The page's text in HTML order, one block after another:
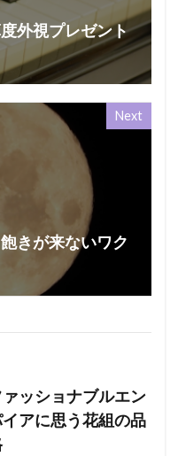
外視プレゼント
Next
きが来ないワク
ァッショナブルエン
アに思う花組の品